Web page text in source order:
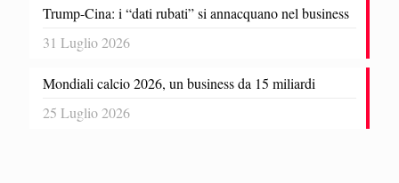
Trump-Cina: i “dati rubati” si annacquano nel business
31 Luglio 2026
Mondiali calcio 2026, un business da 15 miliardi
25 Luglio 2026